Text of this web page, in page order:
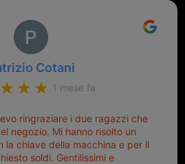
Cotani
1 mese fa
ringraziare i due ragazzi che
negozio. Mi hanno risolto un
la chiave della macchina e per il
soldi. Gentilissimi e